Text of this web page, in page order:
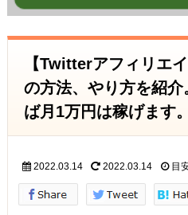
【Twitterアフィリエ
の方法、やり方を紹
ば月1万円は稼げます。
2022.03.14 2022.03.14 目